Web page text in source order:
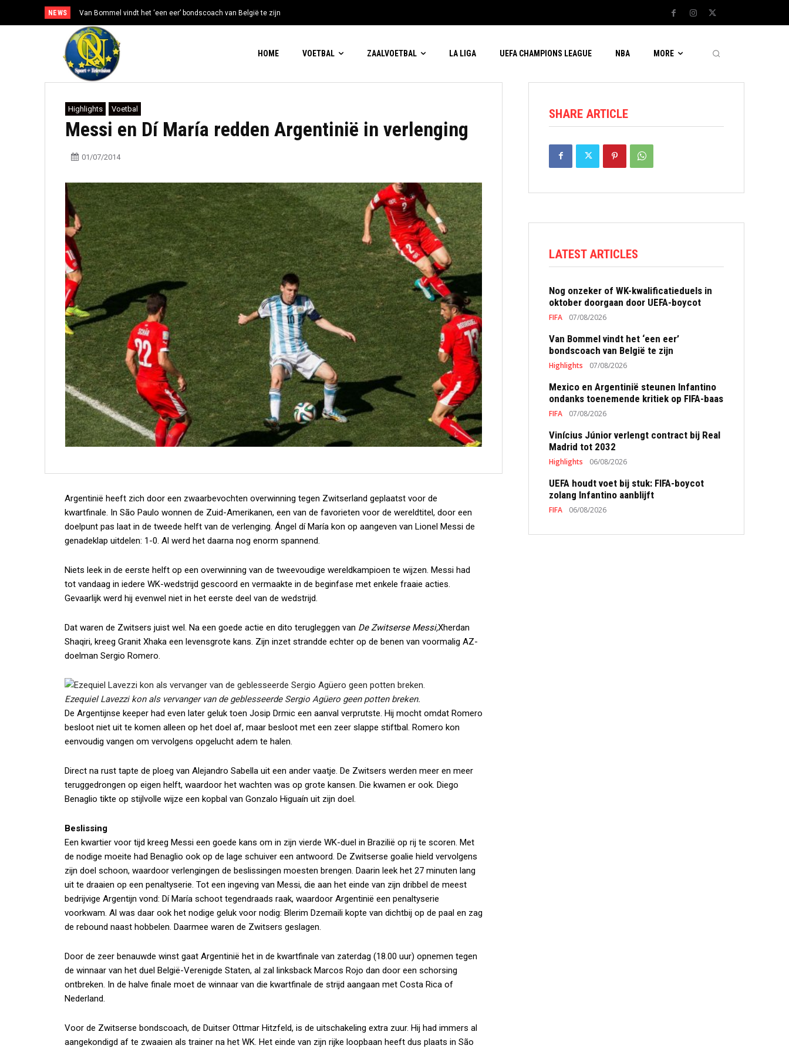
NEWS Van Bommel vindt het ‘een eer’ bondscoach van België te zijn
HOME VOETBAL ZAALVOETBAL LA LIGA UEFA CHAMPIONS LEAGUE NBA MORE
Highlights Voetbal
Messi en Dí María redden Argentinië in verlenging
01/07/2014
Argentinië heeft zich door een zwaarbevochten overwinning tegen Zwitserland geplaatst voor de
kwartfinale. In São Paulo wonnen de Zuid-Amerikanen, een van de favorieten voor de wereldtitel, door een
doelpunt pas laat in de tweede helft van de verlenging. Ángel dí María kon op aangeven van Lionel Messi de
genadeklap uitdelen: 1-0. Al werd het daarna nog enorm spannend.
Niets leek in de eerste helft op een overwinning van de tweevoudige wereldkampioen te wijzen. Messi had
tot vandaag in iedere WK-wedstrijd gescoord en vermaakte in de beginfase met enkele fraaie acties.
Gevaarlijk werd hij evenwel niet in het eerste deel van de wedstrijd.
Dat waren de Zwitsers juist wel. Na een goede actie en dito terugleggen van De Zwitserse Messi,Xherdan
Shaqiri, kreeg Granit Xhaka een levensgrote kans. Zijn inzet strandde echter op de benen van voormalig AZ-
doelman Sergio Romero.
Ezequiel Lavezzi kon als vervanger van de geblesseerde Sergio Agüero geen potten breken.
De Argentijnse keeper had even later geluk toen Josip Drmic een aanval verprutste. Hij mocht omdat Romero
besloot niet uit te komen alleen op het doel af, maar besloot met een zeer slappe stiftbal. Romero kon
eenvoudig vangen om vervolgens opgelucht adem te halen.
Direct na rust tapte de ploeg van Alejandro Sabella uit een ander vaatje. De Zwitsers werden meer en meer
teruggedrongen op eigen helft, waardoor het wachten was op grote kansen. Die kwamen er ook. Diego
Benaglio tikte op stijlvolle wijze een kopbal van Gonzalo Higuaín uit zijn doel.
Beslissing
Een kwartier voor tijd kreeg Messi een goede kans om in zijn vierde WK-duel in Brazilië op rij te scoren. Met
de nodige moeite had Benaglio ook op de lage schuiver een antwoord. De Zwitserse goalie hield vervolgens
zijn doel schoon, waardoor verlengingen de beslissingen moesten brengen. Daarin leek het 27 minuten lang
uit te draaien op een penaltyserie. Tot een ingeving van Messi, die aan het einde van zijn dribbel de meest
bedrijvige Argentijn vond: Dí María schoot tegendraads raak, waardoor Argentinië een penaltyserie
voorkwam. Al was daar ook het nodige geluk voor nodig: Blerim Dzemaili kopte van dichtbij op de paal en zag
de rebound naast hobbelen. Daarmee waren de Zwitsers geslagen.
Door de zeer benauwde winst gaat Argentinië het in de kwartfinale van zaterdag (18.00 uur) opnemen tegen
de winnaar van het duel België-Verenigde Staten, al zal linksback Marcos Rojo dan door een schorsing
ontbreken. In de halve finale moet de winnaar van die kwartfinale de strijd aangaan met Costa Rica of
Nederland.
Voor de Zwitserse bondscoach, de Duitser Ottmar Hitzfeld, is de uitschakeling extra zuur. Hij had immers al
aangekondigd af te zwaaien als trainer na het WK. Het einde van zijn rijke loopbaan heeft dus plaats in São
SHARE ARTICLE
LATEST ARTICLES
Nog onzeker of WK-kwalificatieduels in
oktober doorgaan door UEFA-boycot
FIFA 07/08/2026
Van Bommel vindt het ‘een eer’
bondscoach van België te zijn
Highlights 07/08/2026
Mexico en Argentinië steunen Infantino
ondanks toenemende kritiek op FIFA-baas
FIFA 07/08/2026
Vinícius Júnior verlengt contract bij Real
Madrid tot 2032
Highlights 06/08/2026
UEFA houdt voet bij stuk: FIFA-boycot
zolang Infantino aanblijft
FIFA 06/08/2026